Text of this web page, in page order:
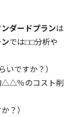
ダードプランは
では⬜︎⬜︎分析や
ですか？）
△△％のコスト削
？）